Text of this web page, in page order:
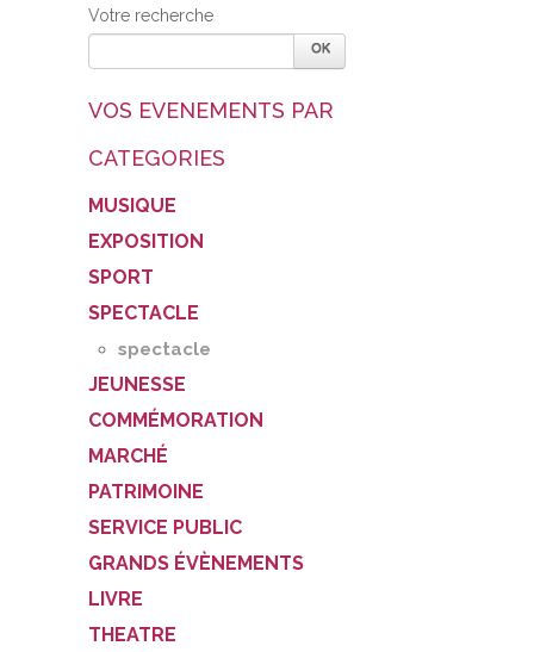
Votre recherche
VOS EVENEMENTS PAR
CATEGORIES
MUSIQUE
EXPOSITION
SPORT
SPECTACLE
spectacle
JEUNESSE
COMMÉMORATION
MARCHÉ
PATRIMOINE
SERVICE PUBLIC
GRANDS ÉVÈNEMENTS
LIVRE
THEATRE